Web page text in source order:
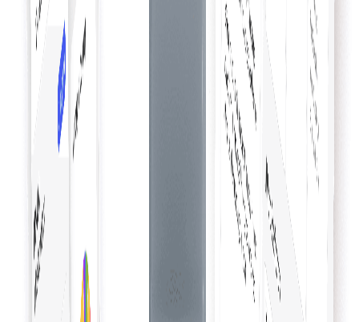
เวิร์กโฟลว์อนุมัติ
การรวมเวิร์กโฟลว์อนุมัติเข้ากับเช็คเอาต์ทำให้การซื้อราบรื่น
รับรองการอนุมัติทันเวลา และเพิ่มประสิทธิภาพการจัดซื้อ
เชื่อมโยงบประมาณหรือโครงการ
เชื่อมโยงบประมาณหรือโครงการกับคำสั่งซื้อได้อย่างง่ายดาย —